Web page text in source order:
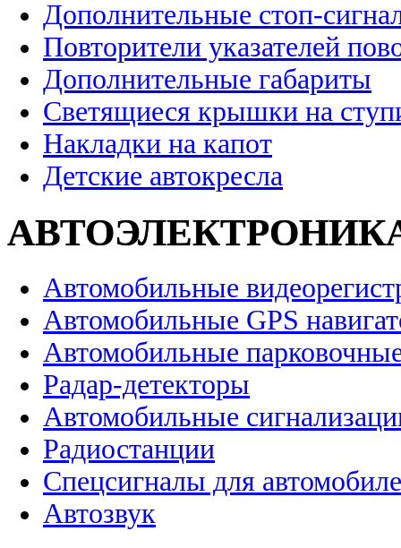
Дополнительные стоп-
Повторители указателей
Дополнительные габариты
Светящиеся крышки на
Накладки на капот
Детские автокресла
Автомобильные
Автомобильные GPS
Автомобильные
Радар-детекторы
Автомобильные
Радиостанции
Спецсигналы для
Автозвук